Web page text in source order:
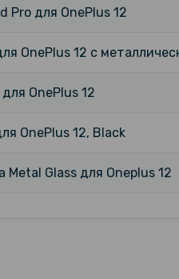
Pro для OnePlus 12
OnePlus 12 с
OnePlus 12
OnePlus 12, Black
Glass для Oneplus 12